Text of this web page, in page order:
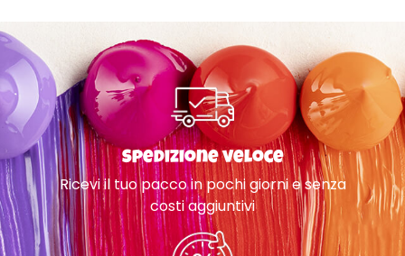
Spedizione veloce
Ricevi il tuo pacco in pochi giorni e senza
costi aggiuntivi